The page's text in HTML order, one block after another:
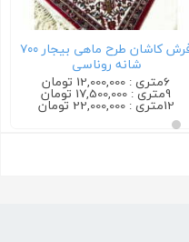
فرش کاشان طرح ماهی بیجار ۷۰۰
شانه روناسی
6متری : 12,000,000 تومان
9متری : 17,500,000 تومان
12متری : 22,000,000 تومان